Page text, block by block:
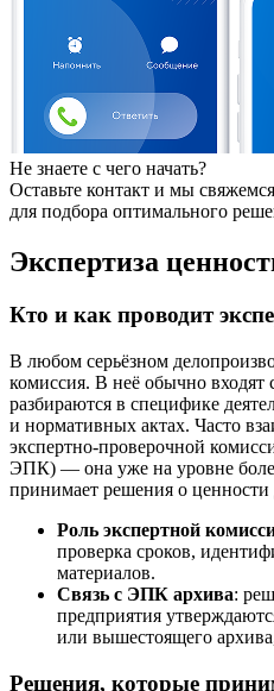
Не знаете с чего начать?
Оставьте контакт и мы
для подбора оптимального
Экспертиза
Кто и как проводит
В любом серьёзном
комиссия. В неё обычно входят
разбираются в специфике
и нормативных актах. Часто
экспертно-проверочной
ЭПК) — она уже на уровне
принимает решения о ценности
Роль экспертной
проверка сроков,
материалов.
Связь с ЭПК архива:
предприятия
или вышестоящего
Решения, которые